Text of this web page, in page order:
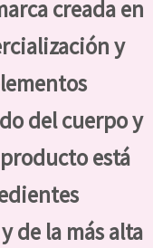
creada en
y
del cuerpo y
está
de la más alta